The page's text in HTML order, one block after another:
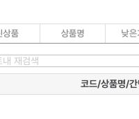
코드/상품명/간